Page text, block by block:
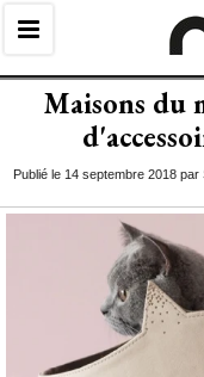
Maisons du
Publié le 14 septembre 2018 par